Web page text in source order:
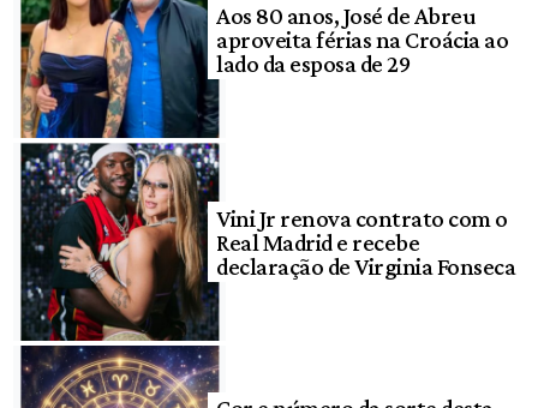
Aos 80 anos, José de Abreu
aproveita férias na Croácia ao
lado da esposa de 29
Vini Jr renova contrato com o
Real Madrid e recebe
declaração de Virginia Fonseca